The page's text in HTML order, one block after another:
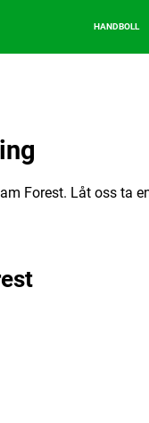
HANDBOLL
Forest. Låt oss ta